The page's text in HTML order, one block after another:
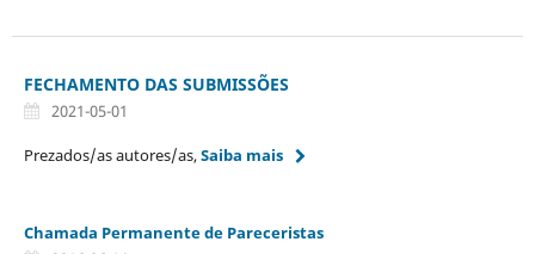
FECHAMENTO DAS SUBMISSÕES
2021-05-01
Prezados/as autores/as,Saiba mais
Chamada Permanente de Pareceristas